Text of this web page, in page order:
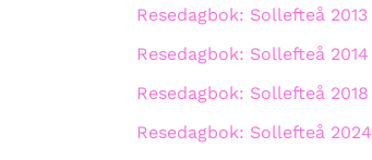
Resedagbok: Sollefteå 2013
Resedagbok: Sollefteå 2014
Resedagbok: Sollefteå 2018
Resedagbok: Sollefteå 2024